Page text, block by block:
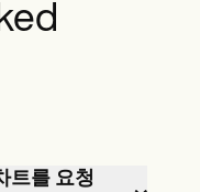
트를 요청